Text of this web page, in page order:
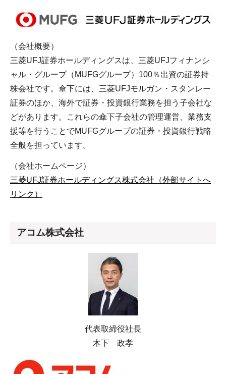
（会社概要）
三菱UFJ証券ホールディングスは、三菱UFJフィナンシ
ャル・グループ（MUFGグループ）100％出資の証券持
株会社です。傘下には、三菱UFJモルガン・スタンレー
証券のほか、海外で証券・投資銀行業務を担う子会社な
どがあります。これらの傘下子会社の管理運営、業務支
援等を行うことでMUFGグループの証券・投資銀行戦略
全般を担っています。
（会社ホームページ）
三菱UFJ証券ホールディングス株式会社（外部サイトへ
リンク）
アコム株式会社
代表取締役社長
木下 政孝